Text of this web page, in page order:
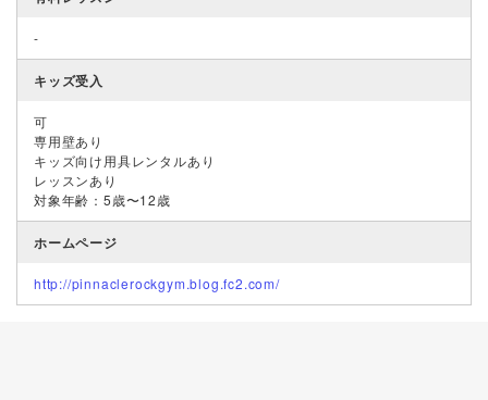
-
キッズ受入
可
専用壁あり
キッズ向け用具レンタルあり
レッスンあり
対象年齢：5歳〜12歳
ホームページ
http://pinnaclerockgym.blog.fc2.com/